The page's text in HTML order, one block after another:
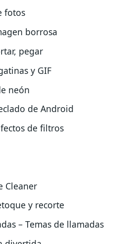
fotos
borrosa
pegar
y GIF
neón
de Android
de filtros
Cleaner
y recorte
– Temas de llamadas